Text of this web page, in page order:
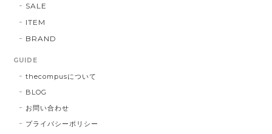
SALE
ITEM
BRAND
GUIDE
thecompusについて
BLOG
お問い合わせ
プライバシーポリシー